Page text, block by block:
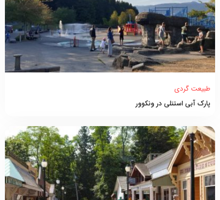
طبیعت گردی
پارک آبی استنلی در ونکوور